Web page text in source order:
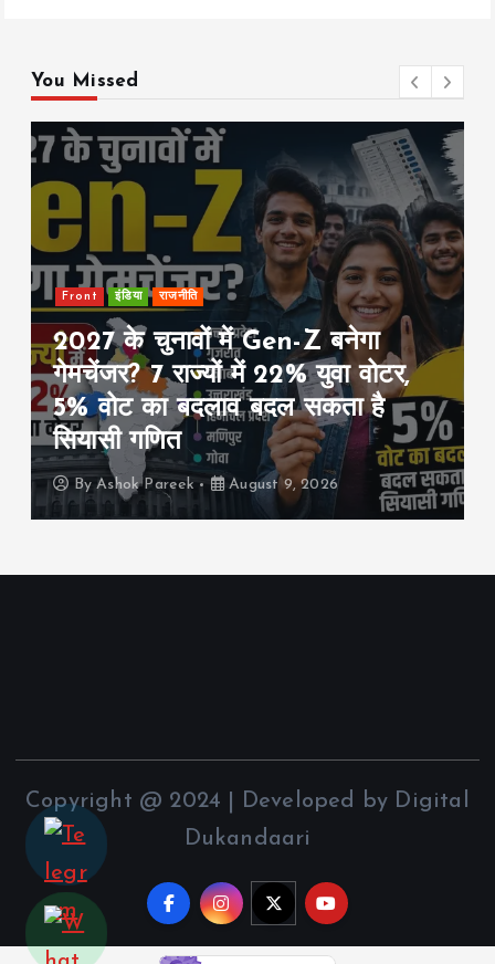
You Missed
education Front इंडिया
IIT दिल्ली में PM मोदी की छात्रों को
सीख: “सिर्फ सवाल मत पूछिए, समाधान
भी खोजिए”, बोले- अगले 35 साल
विकसित भारत की नींव रखेंगे आप
ByAshok Pareek August 8, 2026
Copyright @ 2024 | Developed by Digital
Dukandaari